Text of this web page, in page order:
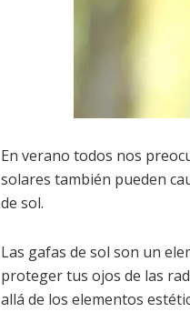
En verano todos nos
solares también pueden
de sol.
Las gafas de sol son un
proteger tus ojos de las
allá de los elementos